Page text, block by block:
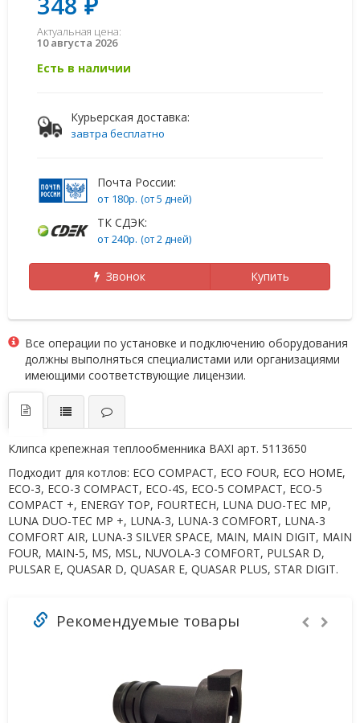
Актуальная цена:
10 августа 2026
Есть в наличии
Курьерская доставка:
завтра бесплатно
Почта России:
от 180р. (от 5 дней)
ТК СДЭК:
от 240р. (от 2 дней)
Звонок Купить
Все операции по установке и подключению оборудования
должны выполняться специалистами или организациями
имеющими соответствующие лицензии.
Клипса крепежная теплообменника BAXI арт. 5113650
Подходит для котлов: ECO COMPACT, ECO FOUR, ECO HOME,
ECO-3, ECO-3 COMPACT, ECO-4S, ECO-5 COMPACT, ECO-5
COMPACT +, ENERGY TOP, FOURTECH, LUNA DUO-TEC MP,
LUNA DUO-TEC MP +, LUNA-3, LUNA-3 COMFORT, LUNA-3
COMFORT AIR, LUNA-3 SILVER SPACE, MAIN, MAIN DIGIT, MAIN
FOUR, MAIN-5, MS, MSL, NUVOLA-3 COMFORT, PULSAR D,
PULSAR E, QUASAR D, QUASAR E, QUASAR PLUS, STAR DIGIT.
Рекомендуемые товары